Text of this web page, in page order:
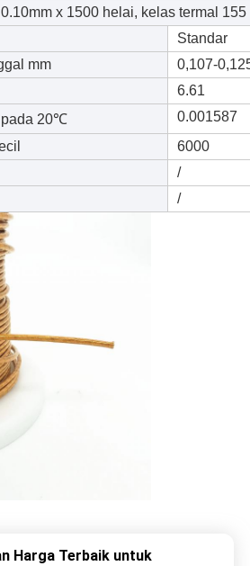
x 1500 helai, kelas termal 155
Standar
mm
0,107-
6.61
pada 20℃
0.001587
6000
/
/
Harga Terbaik untuk